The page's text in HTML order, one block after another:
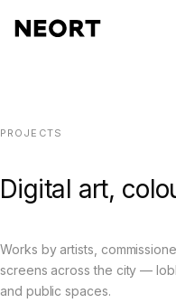
PROJECTS
Digital art,
Works by artists,
screens across the city —
and public spaces.